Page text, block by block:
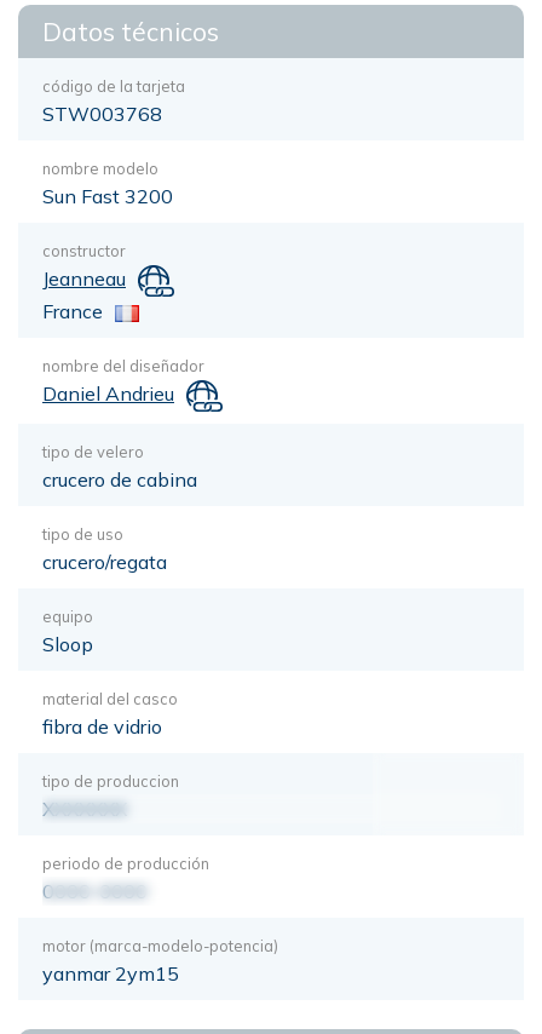
Datos técnicos
código de la tarjeta
STW003768
nombre modelo
Sun Fast 3200
constructor
Jeanneau
France
nombre del diseñador
Daniel Andrieu
tipo de velero
crucero de cabina
tipo de uso
crucero/regata
equipo
Sloop
material del casco
fibra de vidrio
tipo de produccion
XXXXXXX
periodo de producción
0000-0000
motor (marca-modelo-potencia)
yanmar 2ym15